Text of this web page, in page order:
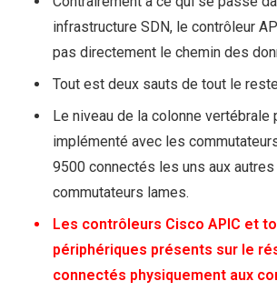
infrastructure SDN, le contrôleur
pas directement le chemin des
Tout est deux sauts de tout le
Le niveau de la colonne vertébrale
implémenté avec les
9500 connectés les uns aux autres
commutateurs lames.
Les contrôleurs Cisco APIC et
périphériques présents sur le
connectés physiquement aux